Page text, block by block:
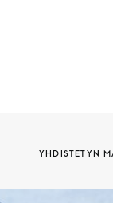
YHDISTETYN